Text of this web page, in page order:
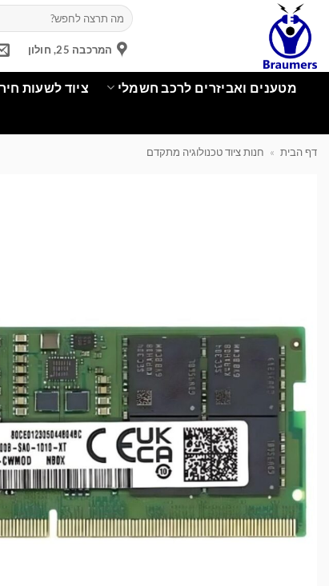
content
חיפוש
עבור:
המרכבה 25, חולון
מטענים ואביזרים לרכב חשמלי ציוד לשעות
דף הבית » חנות ציוד טכנולוגיה מתקדם